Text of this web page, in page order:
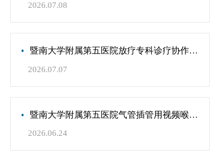
2026.07.08
暨南大学附属第五医院放疗专科诊疗协作服务项目
2026.07.07
暨南大学附属第五医院气管插管用视频喉镜（第二次）
2026.06.24